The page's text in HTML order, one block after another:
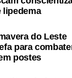
lipedema
do Leste
para
postes